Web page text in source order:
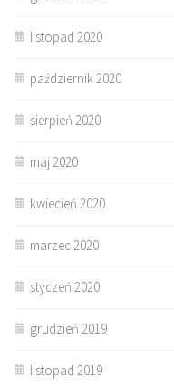
listopad 2020
październik 2020
sierpień 2020
maj 2020
kwiecień 2020
marzec 2020
styczeń 2020
grudzień 2019
listopad 2019